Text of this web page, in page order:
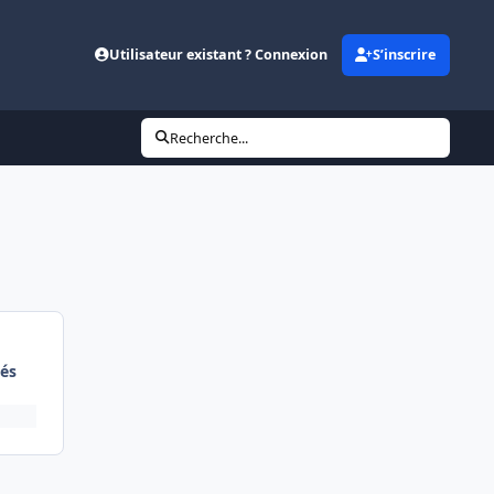
Utilisateur existant ? Connexion S’inscrire
Recherche...